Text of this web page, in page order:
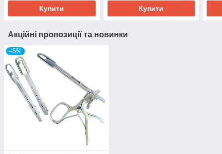
Купити Купити
Акційні пропозиції та новинки
–5%